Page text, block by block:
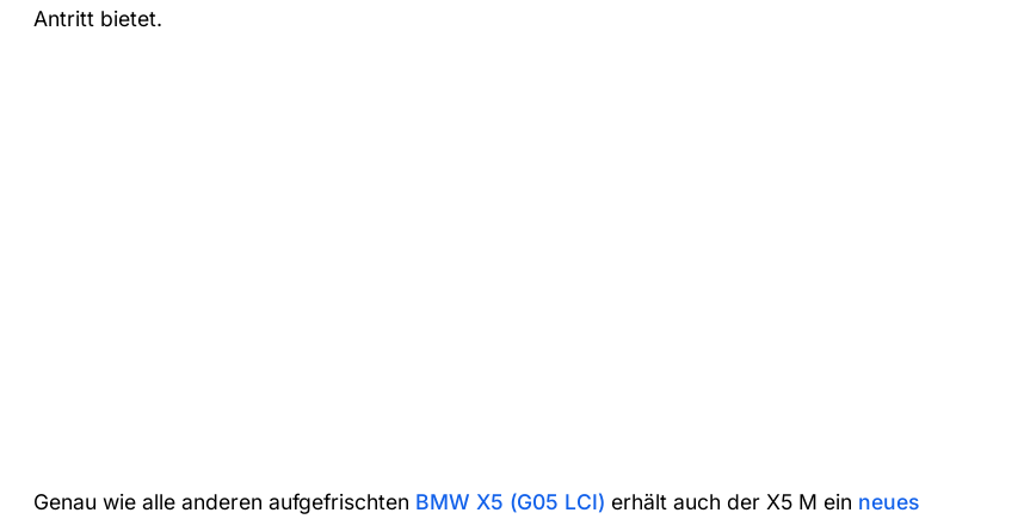
Antritt bietet.
Genau wie alle anderen aufgefrischten BMW X5 (G05 LCI) erhält auch der X5 M ein neues